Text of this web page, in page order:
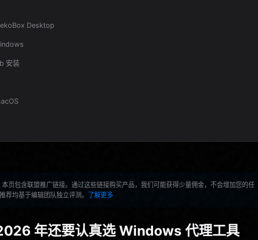
Desktop
安装
本页包含联盟推广链接。通过这些链接购买产品，我们可能获得少量佣金，不会增加您的任
荐均基于编辑团队独立评测。 了解更多
年还要认真选 Windows 代理工具